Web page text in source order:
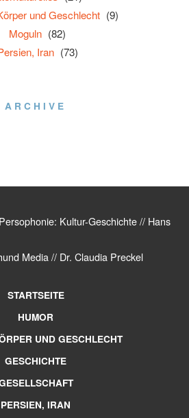
und Geschlecht (9)
Moguln (82)
Iran (73)
ARCHIVE
Kultur-Geschichte // Hans
Media // Dr. Claudia Preckel
STARTSEITE
HUMOR
UND GESCHLECHT
GESCHICHTE
PERSIEN, IRAN